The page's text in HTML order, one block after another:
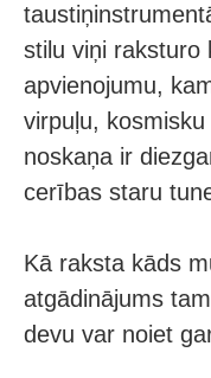
stilu viņi raksturo
apvienojumu,
virpuļu,
noskaņa ir
cerības staru
Kā raksta kāds
atgādinājums
devu var noiet